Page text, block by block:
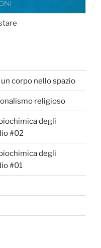
corpo nello spazio
religioso
degli
#02
degli
#01